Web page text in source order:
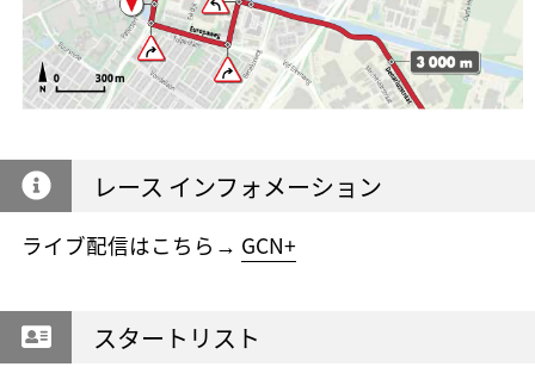
レース インフォメーション
ライブ配信はこちら→ GCN+
スタートリスト